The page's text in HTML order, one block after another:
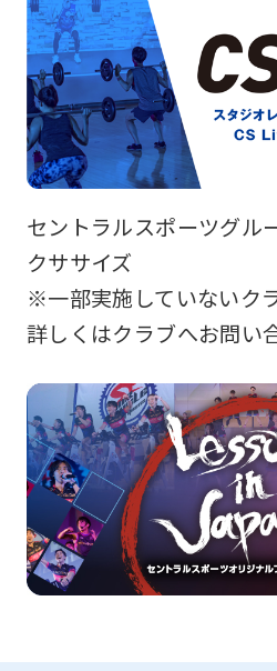
セントラルスポーツグル
クササイズ
※一部実施していないク
詳しくはクラブへお問い